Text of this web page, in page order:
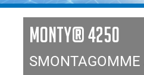
MONTY® 4250
SMONTAGOMME